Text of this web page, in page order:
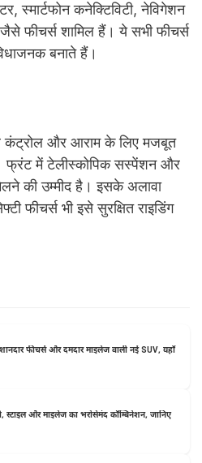
स्मार्टफोन कनेक्टिविटी, नेविगेशन
जैसे फीचर्स शामिल हैं। ये सभी फीचर्स
बनाते हैं।
और आराम के लिए मजबूत
फ्रंट में टेलीस्कोपिक सस्पेंशन और
की उम्मीद है। इसके अलावा
फीचर्स भी इसे सुरक्षित राइडिंग
फीचर्स और दमदार माइलेज वाली नई SUV, यहाँ
और माइलेज का भरोसेमंद कॉम्बिनेशन, जानिए